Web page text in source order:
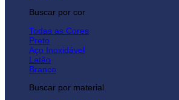
Buscar por cor
Todas as Cores
Preto
Aço Inoxidável
Latão
Branco
Buscar por material